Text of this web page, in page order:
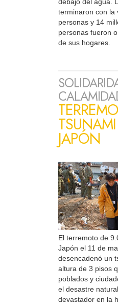
terminaron con la
personas y 14
personas fueron
de sus hogares.
JAPÓN
El terremoto de
Japón el 11 de
desencadenó un
altura de 3 pisos
poblados y
el desastre
devastador en la